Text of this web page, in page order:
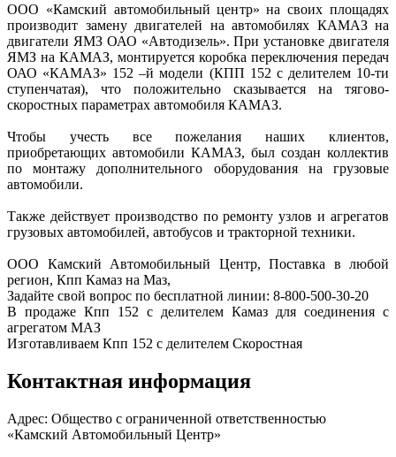
ООО «Камский автомобильный центр» на своих площадях
производит замену двигателей на автомобилях КАМАЗ на
двигатели ЯМЗ ОАО «Автодизель». При установке двигателя
ЯМЗ на КАМАЗ, монтируется коробка переключения передач
ОАО «КАМАЗ» 152 –й модели (КПП 152 с делителем 10-ти
ступенчатая), что положительно сказывается на тягово-
скоростных параметрах автомобиля КАМАЗ.
Чтобы учесть все пожелания наших клиентов,
приобретающих автомобили КАМАЗ, был создан коллектив
по монтажу дополнительного оборудования на грузовые
автомобили.
Также действует производство по ремонту узлов и агрегатов
грузовых автомобилей, автобусов и тракторной техники.
ООО Камский Автомобильный Центр, Поставка в любой
регион, Кпп Камаз на Маз,
Задайте свой вопрос по бесплатной линии: 8-800-500-30-20
В продаже Кпп 152 с делителем Камаз для соединения с
агрегатом МАЗ
Изготавливаем Кпп 152 с делителем Скоростная
Контактная информация
Адрес: Общество с ограниченной ответственностью
«Камский Автомобильный Центр»